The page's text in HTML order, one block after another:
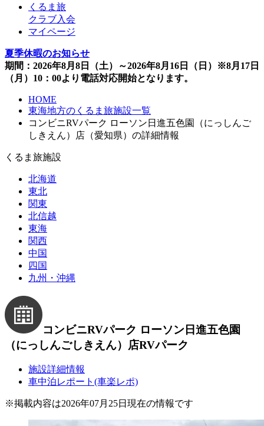
くるま旅
クラブ入会
マイページ
夏季休暇のお知らせ
期間：2026年8月8日（土）～2026年8月16日（日）※8月17日
（月）10：00より電話対応開始となります。
HOME
東海地方のくるま旅施設一覧
コンビニRVパーク ローソン日進五色園（にっしんご
しきえん）店（愛知県）の詳細情報
くるま旅施設
北海道
東北
関東
北信越
東海
関西
中国
四国
九州・沖縄
コンビニRVパーク ローソン日進五色園
（にっしんごしきえん）店RVパーク
施設詳細情報
車中泊レポート(車楽レポ)
※掲載内容は2026年07月25日現在の情報です